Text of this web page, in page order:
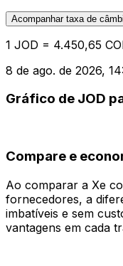
Acompanhar taxa de
1 JOD = 4.450,65
8 de ago. de 2026,
Gráfico de JOD
Compare e
Ao comparar a Xe
fornecedores, a
imbatíveis e sem
vantagens em cada